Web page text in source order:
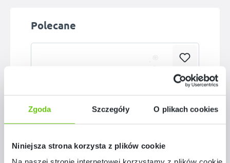
Zgoda Szczegóły O plikach cookies
Niniejsza strona korzysta z plików cookie
Pomiń galerię produktów
Polecane